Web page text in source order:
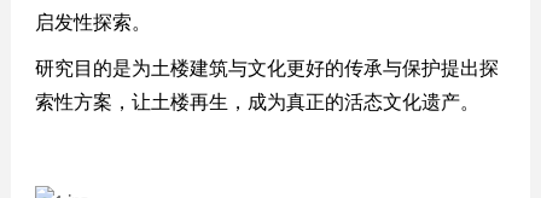
启发性探索。
研究目的是为土楼建筑与文化更好的传承与保护提出探
索性方案，让土楼再生，成为真正的活态文化遗产。